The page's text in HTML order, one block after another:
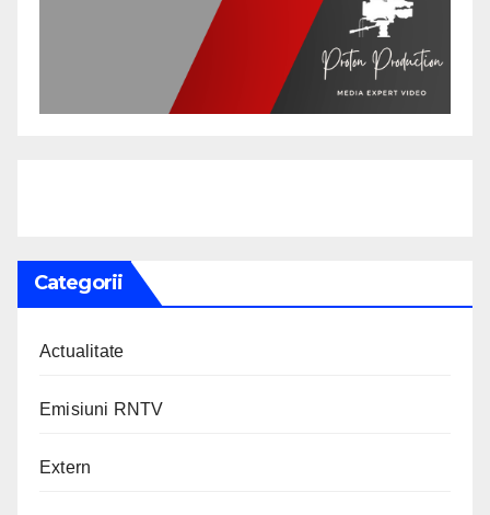
Categorii
Actualitate
Emisiuni RNTV
Extern